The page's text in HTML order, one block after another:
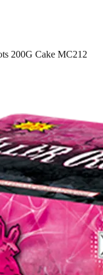
200G Cake MC212